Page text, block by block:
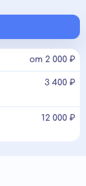
от 2 000 ₽
3 400 ₽
12 000 ₽